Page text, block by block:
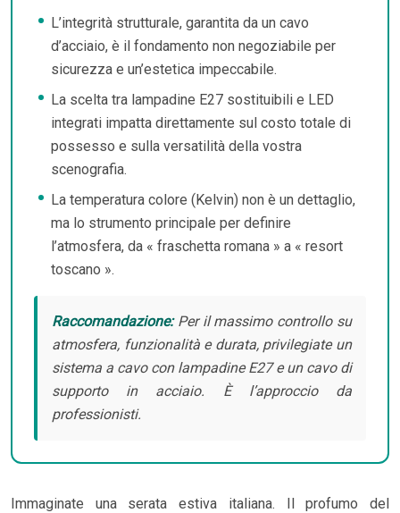
L’integrità strutturale, garantita da un cavo
d’acciaio, è il fondamento non negoziabile per
sicurezza e un’estetica impeccabile.
La scelta tra lampadine E27 sostituibili e LED
integrati impatta direttamente sul costo totale di
possesso e sulla versatilità della vostra
scenografia.
La temperatura colore (Kelvin) non è un dettaglio,
ma lo strumento principale per definire
l’atmosfera, da « fraschetta romana » a « resort
toscano ».
Raccomandazione:Per il massimo controllo su
atmosfera, funzionalità e durata, privilegiate un
sistema a cavo con lampadine E27 e un cavo di
supporto in acciaio. È l’approccio da
professionisti.
Immaginate una serata estiva italiana. Il profumo del